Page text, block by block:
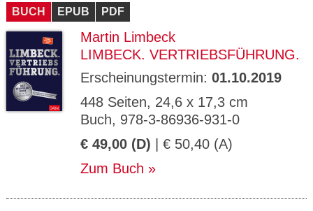
BUCH EPUB PDF
Martin Limbeck
LIMBECK. VERTRIEBSFÜHRUNG.
Erscheinungstermin: 01.10.2019
448 Seiten, 24,6 x 17,3 cm
Buch, 978-3-86936-931-0
€ 49,00 (D) | € 50,40 (A)
Zum Buch